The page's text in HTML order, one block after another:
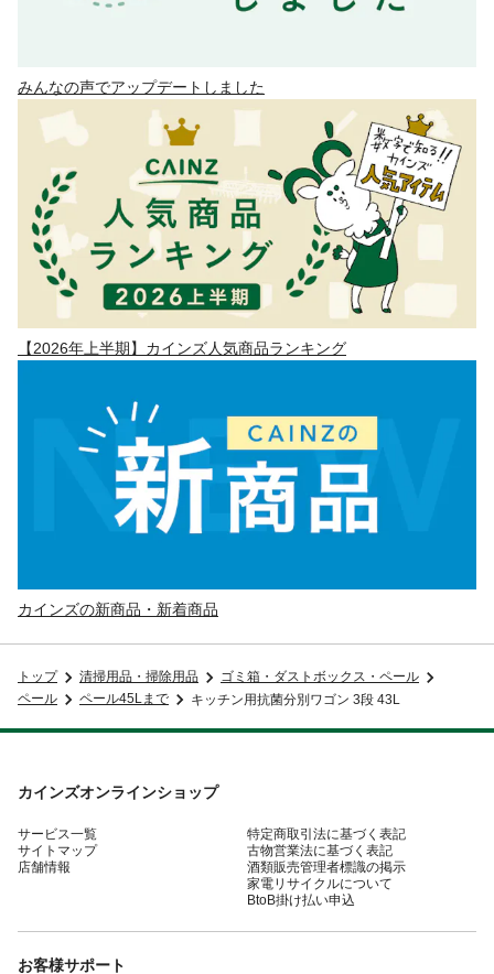
みんなの声でアップデートしました
【2026年上半期】カインズ人気商品ランキング
カインズの新商品・新着商品
トップ 清掃用品・掃除用品
ゴミ箱・ダストボックス・ペール
ペール
ペール45Lまで キッチン用抗菌分別ワゴン 3段 43L
カインズオンラインショップ
サービス一覧
サイトマップ
店舗情報
特定商取引法に基づく表記
古物営業法に基づく表記
酒類販売管理者標識の掲示
家電リサイクルについて
BtoB掛け払い申込
お客様サポート